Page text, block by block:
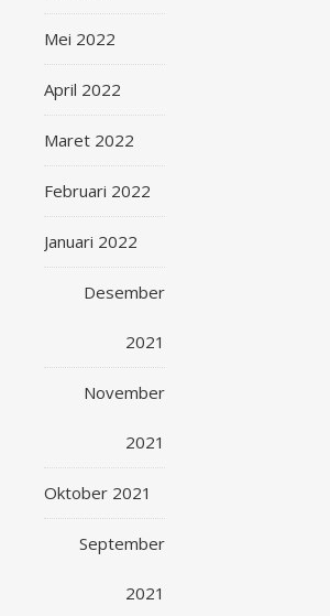
Mei 2022
April 2022
Maret 2022
Februari 2022
Januari 2022
Desember
2021
November
2021
Oktober 2021
September
2021